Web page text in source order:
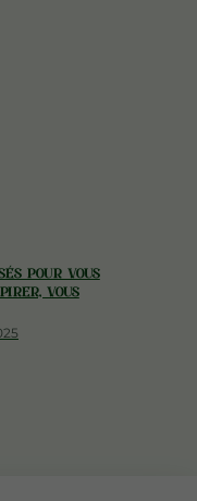
pour vous
vous